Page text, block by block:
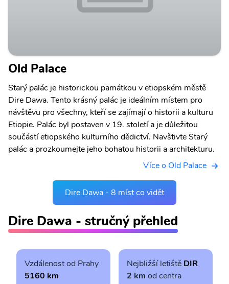
Old Palace
Starý palác je historickou památkou v etiopském městě
Dire Dawa. Tento krásný palác je ideálním místem pro
návštěvu pro všechny, kteří se zajímají o historii a kulturu
Etiopie. Palác byl postaven v 19. století a je důležitou
součástí etiopského kulturního dědictví. Navštivte Starý
palác a prozkoumejte jeho bohatou historii a architekturu.
Více o Old Palace
Dire Dawa - 8 míst co vidět
Dire Dawa - stručný přehled
Vzdálenost od Prahy
5160 km
Nejbližší letiště DIR
2 km od centra